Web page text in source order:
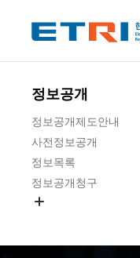
정보공개
정보공개제도안내
사전정보공개
정보목록
정보공개청구